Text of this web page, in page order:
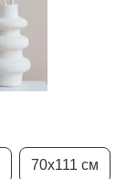
70х111 см